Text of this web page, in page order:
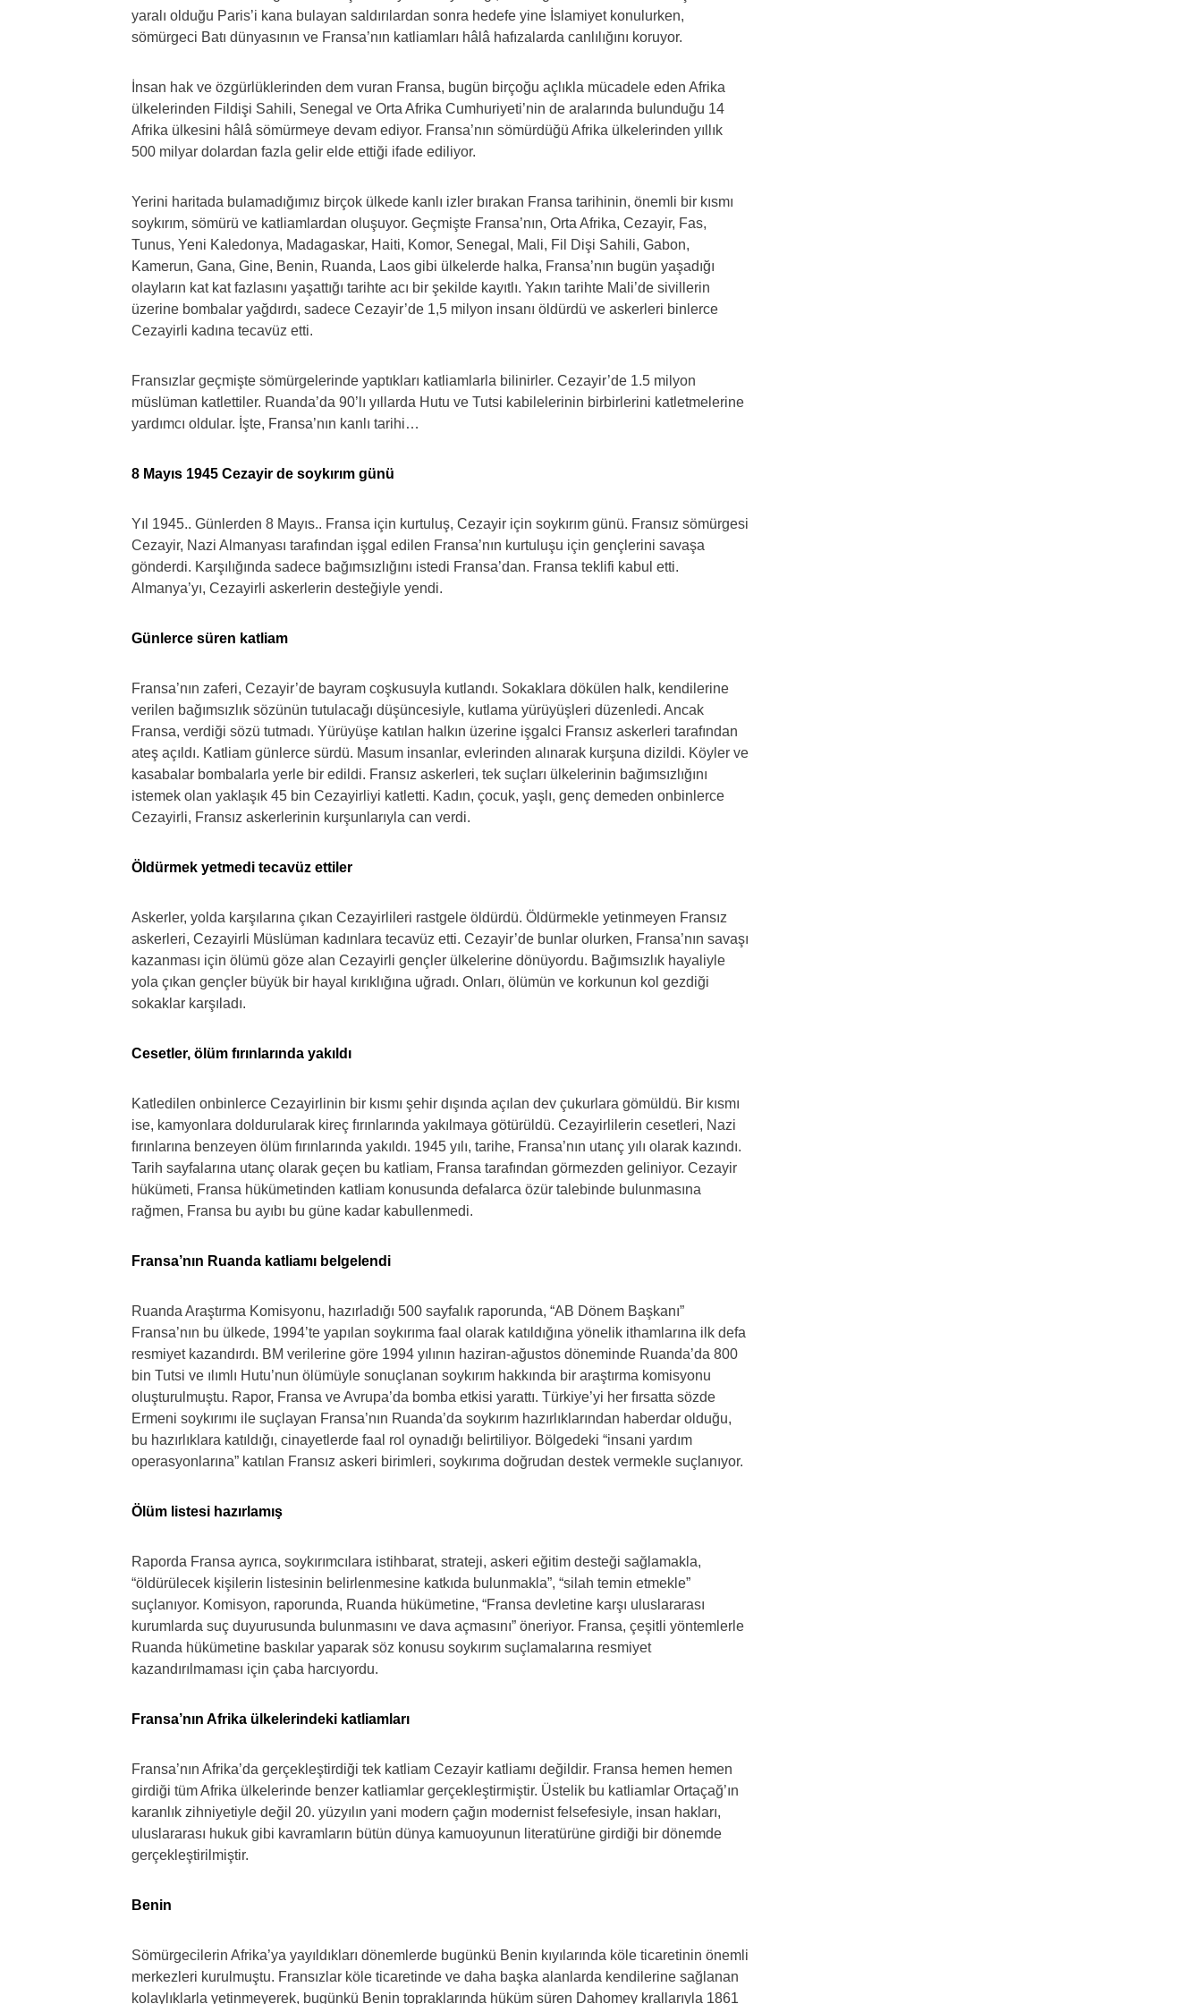
yaralı olduğu Paris’i kana bulayan saldırılardan sonra hedefe yine İslamiyet konulurken,
sömürgeci Batı dünyasının ve Fransa’nın katliamları hâlâ hafızalarda canlılığını koruyor.
İnsan hak ve özgürlüklerinden dem vuran Fransa, bugün birçoğu açlıkla mücadele eden Afrika
ülkelerinden Fildişi Sahili, Senegal ve Orta Afrika Cumhuriyeti’nin de aralarında bulunduğu 14
Afrika ülkesini hâlâ sömürmeye devam ediyor. Fransa’nın sömürdüğü Afrika ülkelerinden yıllık
500 milyar dolardan fazla gelir elde ettiği ifade ediliyor.
Yerini haritada bulamadığımız birçok ülkede kanlı izler bırakan Fransa tarihinin, önemli bir kısmı
soykırım, sömürü ve katliamlardan oluşuyor. Geçmişte Fransa’nın, Orta Afrika, Cezayir, Fas,
Tunus, Yeni Kaledonya, Madagaskar, Haiti, Komor, Senegal, Mali, Fil Dişi Sahili, Gabon,
Kamerun, Gana, Gine, Benin, Ruanda, Laos gibi ülkelerde halka, Fransa’nın bugün yaşadığı
olayların kat kat fazlasını yaşattığı tarihte acı bir şekilde kayıtlı. Yakın tarihte Mali’de sivillerin
üzerine bombalar yağdırdı, sadece Cezayir’de 1,5 milyon insanı öldürdü ve askerleri binlerce
Cezayirli kadına tecavüz etti.
Fransızlar geçmişte sömürgelerinde yaptıkları katliamlarla bilinirler. Cezayir’de 1.5 milyon
müslüman katlettiler. Ruanda’da 90’lı yıllarda Hutu ve Tutsi kabilelerinin birbirlerini katletmelerine
yardımcı oldular. İşte, Fransa’nın kanlı tarihi…
8 Mayıs 1945 Cezayir de soykırım günü
Yıl 1945.. Günlerden 8 Mayıs.. Fransa için kurtuluş, Cezayir için soykırım günü. Fransız sömürgesi
Cezayir, Nazi Almanyası tarafından işgal edilen Fransa’nın kurtuluşu için gençlerini savaşa
gönderdi. Karşılığında sadece bağımsızlığını istedi Fransa’dan. Fransa teklifi kabul etti.
Almanya’yı, Cezayirli askerlerin desteğiyle yendi.
Günlerce süren katliam
Fransa’nın zaferi, Cezayir’de bayram coşkusuyla kutlandı. Sokaklara dökülen halk, kendilerine
verilen bağımsızlık sözünün tutulacağı düşüncesiyle, kutlama yürüyüşleri düzenledi. Ancak
Fransa, verdiği sözü tutmadı. Yürüyüşe katılan halkın üzerine işgalci Fransız askerleri tarafından
ateş açıldı. Katliam günlerce sürdü. Masum insanlar, evlerinden alınarak kurşuna dizildi. Köyler ve
kasabalar bombalarla yerle bir edildi. Fransız askerleri, tek suçları ülkelerinin bağımsızlığını
istemek olan yaklaşık 45 bin Cezayirliyi katletti. Kadın, çocuk, yaşlı, genç demeden onbinlerce
Cezayirli, Fransız askerlerinin kurşunlarıyla can verdi.
Öldürmek yetmedi tecavüz ettiler
Askerler, yolda karşılarına çıkan Cezayirlileri rastgele öldürdü. Öldürmekle yetinmeyen Fransız
askerleri, Cezayirli Müslüman kadınlara tecavüz etti. Cezayir’de bunlar olurken, Fransa’nın savaşı
kazanması için ölümü göze alan Cezayirli gençler ülkelerine dönüyordu. Bağımsızlık hayaliyle
yola çıkan gençler büyük bir hayal kırıklığına uğradı. Onları, ölümün ve korkunun kol gezdiği
sokaklar karşıladı.
Cesetler, ölüm fırınlarında yakıldı
Katledilen onbinlerce Cezayirlinin bir kısmı şehir dışında açılan dev çukurlara gömüldü. Bir kısmı
ise, kamyonlara doldurularak kireç fırınlarında yakılmaya götürüldü. Cezayirlilerin cesetleri, Nazi
fırınlarına benzeyen ölüm fırınlarında yakıldı. 1945 yılı, tarihe, Fransa’nın utanç yılı olarak kazındı.
Tarih sayfalarına utanç olarak geçen bu katliam, Fransa tarafından görmezden geliniyor. Cezayir
hükümeti, Fransa hükümetinden katliam konusunda defalarca özür talebinde bulunmasına
rağmen, Fransa bu ayıbı bu güne kadar kabullenmedi.
Fransa’nın Ruanda katliamı belgelendi
Ruanda Araştırma Komisyonu, hazırladığı 500 sayfalık raporunda, “AB Dönem Başkanı”
Fransa’nın bu ülkede, 1994’te yapılan soykırıma faal olarak katıldığına yönelik ithamlarına ilk defa
resmiyet kazandırdı. BM verilerine göre 1994 yılının haziran-ağustos döneminde Ruanda’da 800
bin Tutsi ve ılımlı Hutu’nun ölümüyle sonuçlanan soykırım hakkında bir araştırma komisyonu
oluşturulmuştu. Rapor, Fransa ve Avrupa’da bomba etkisi yarattı. Türkiye’yi her fırsatta sözde
Ermeni soykırımı ile suçlayan Fransa’nın Ruanda’da soykırım hazırlıklarından haberdar olduğu,
bu hazırlıklara katıldığı, cinayetlerde faal rol oynadığı belirtiliyor. Bölgedeki “insani yardım
operasyonlarına” katılan Fransız askeri birimleri, soykırıma doğrudan destek vermekle suçlanıyor.
Ölüm listesi hazırlamış
Raporda Fransa ayrıca, soykırımcılara istihbarat, strateji, askeri eğitim desteği sağlamakla,
“öldürülecek kişilerin listesinin belirlenmesine katkıda bulunmakla”, “silah temin etmekle”
suçlanıyor. Komisyon, raporunda, Ruanda hükümetine, “Fransa devletine karşı uluslararası
kurumlarda suç duyurusunda bulunmasını ve dava açmasını” öneriyor. Fransa, çeşitli yöntemlerle
Ruanda hükümetine baskılar yaparak söz konusu soykırım suçlamalarına resmiyet
kazandırılmaması için çaba harcıyordu.
Fransa’nın Afrika ülkelerindeki katliamları
Fransa’nın Afrika’da gerçekleştirdiği tek katliam Cezayir katliamı değildir. Fransa hemen hemen
girdiği tüm Afrika ülkelerinde benzer katliamlar gerçekleştirmiştir. Üstelik bu katliamlar Ortaçağ’ın
karanlık zihniyetiyle değil 20. yüzyılın yani modern çağın modernist felsefesiyle, insan hakları,
uluslararası hukuk gibi kavramların bütün dünya kamuoyunun literatürüne girdiği bir dönemde
gerçekleştirilmiştir.
Benin
Sömürgecilerin Afrika’ya yayıldıkları dönemlerde bugünkü Benin kıyılarında köle ticaretinin önemli
merkezleri kurulmuştu. Fransızlar köle ticaretinde ve daha başka alanlarda kendilerine sağlanan
kolaylıklarla yetinmeyerek, bugünkü Benin topraklarında hüküm süren Dahomey krallarıyla 1861